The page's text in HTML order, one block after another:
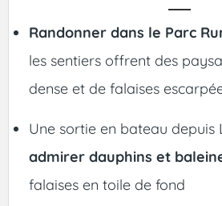
Randonner dans le Parc
les sentiers offrent des
dense et de falaises
Une sortie en bateau depuis
admirer dauphins et
falaises en toile de fond